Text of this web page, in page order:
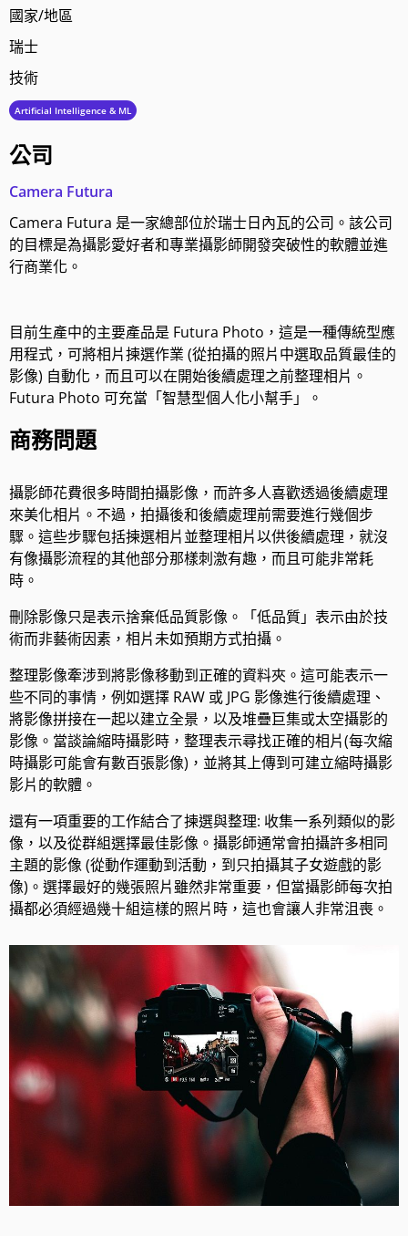
國家/地區
瑞士
技術
Artificial Intelligence & ML
公司
Camera Futura
Camera Futura 是一家總部位於瑞士日內瓦的公司。該公司
的目標是為攝影愛好者和專業攝影師開發突破性的軟體並進
行商業化。
目前生產中的主要產品是 Futura Photo，這是一種傳統型應
用程式，可將相片揀選作業 (從拍攝的照片中選取品質最佳的
影像) 自動化，而且可以在開始後續處理之前整理相片。
Futura Photo 可充當「智慧型個人化小幫手」。
商務問題
攝影師花費很多時間拍攝影像，而許多人喜歡透過後續處理
來美化相片。不過，拍攝後和後續處理前需要進行幾個步
驟。這些步驟包括揀選相片並整理相片以供後續處理，就沒
有像攝影流程的其他部分那樣刺激有趣，而且可能非常耗
時。
刪除影像只是表示捨棄低品質影像。「低品質」表示由於技
術而非藝術因素，相片未如預期方式拍攝。
整理影像牽涉到將影像移動到正確的資料夾。這可能表示一
些不同的事情，例如選擇 RAW 或 JPG 影像進行後續處理、
將影像拼接在一起以建立全景，以及堆疊巨集或太空攝影的
影像。當談論縮時攝影時，整理表示尋找正確的相片(每次縮
時攝影可能會有數百張影像)，並將其上傳到可建立縮時攝影
影片的軟體。
還有一項重要的工作結合了揀選與整理: 收集一系列類似的影
像，以及從群組選擇最佳影像。攝影師通常會拍攝許多相同
主題的影像 (從動作運動到活動，到只拍攝其子女遊戲的影
像)。選擇最好的幾張照片雖然非常重要，但當攝影師每次拍
攝都必須經過幾十組這樣的照片時，這也會讓人非常沮喪。